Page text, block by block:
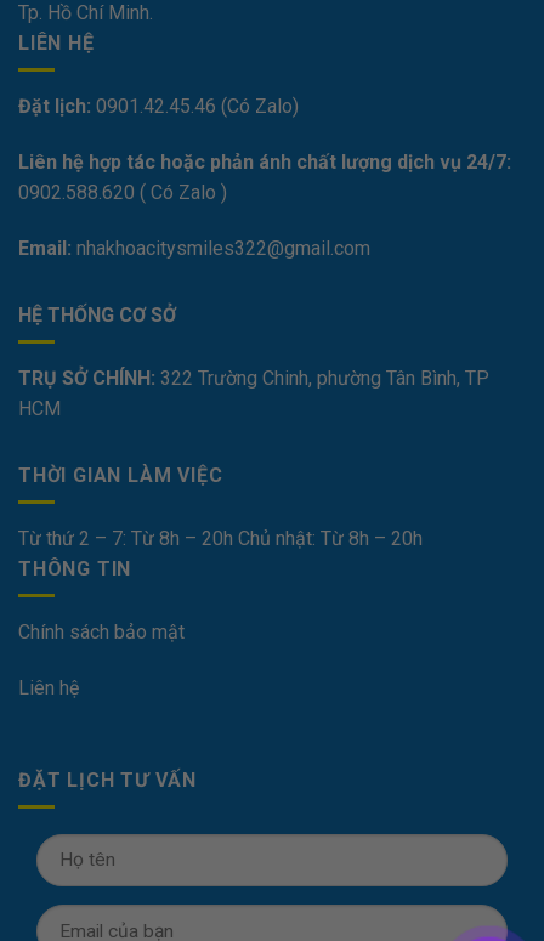
Tp. Hồ Chí Minh.
LIÊN HỆ
Đặt lịch: 0901.42.45.46 (Có Zalo)
Liên hệ hợp tác hoặc phản ánh chất lượng dịch vụ 24/7:
0902.588.620 ( Có Zalo )
Email: nhakhoacitysmiles322@gmail.com
HỆ THỐNG CƠ SỞ
TRỤ SỞ CHÍNH: 322 Trường Chinh, phường Tân Bình, TP
HCM
THỜI GIAN LÀM VIỆC
Từ thứ 2 – 7: Từ 8h – 20h Chủ nhật: Từ 8h – 20h
THÔNG TIN
Chính sách bảo mật
Liên hệ
ĐẶT LỊCH TƯ VẤN